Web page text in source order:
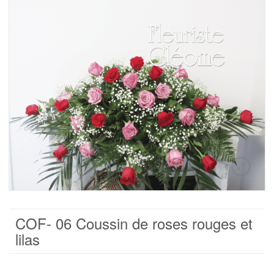
COF- 06 Coussin de roses rouges et
lilas